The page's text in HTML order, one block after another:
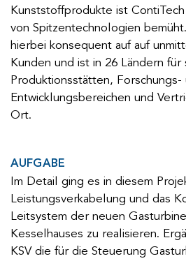
Kunststoffprodukte ist
von Spitzentechnologien
hierbei konsequent auf auf
Kunden und ist in 26 Ländern
Produktionsstätten, Forschungs-
Entwicklungsbereichen und
Ort.
AUFGABE
Im Detail ging es in diesem
Leistungsverkabelung und das
Leitsystem der neuen
Kesselhauses zu realisieren.
KSV die für die Steuerung